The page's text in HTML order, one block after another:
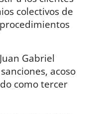
colectivos de
Gabriel
acoso
como tercer